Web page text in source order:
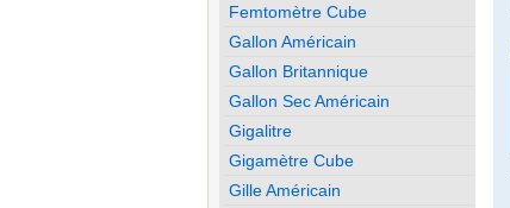
Femtomètre Cube
Gallon Américain
Gallon Britannique
Gallon Sec Américain
Gigalitre
Gigamètre Cube
Gille Américain